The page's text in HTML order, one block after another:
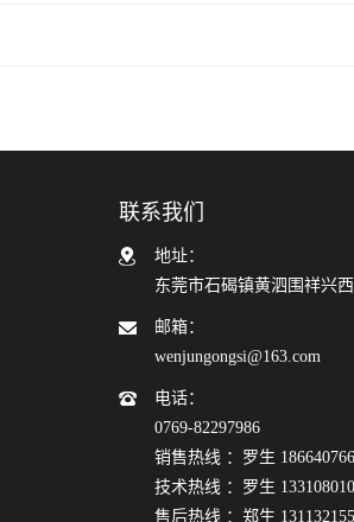
联系我们
地址：
东莞市石碣镇黄泗围祥兴
邮箱：
wenjungongsi@163.com
电话：
0769-82297986
销售热线 ：罗生
技术热线 ：罗生
售后热线 ：郑生